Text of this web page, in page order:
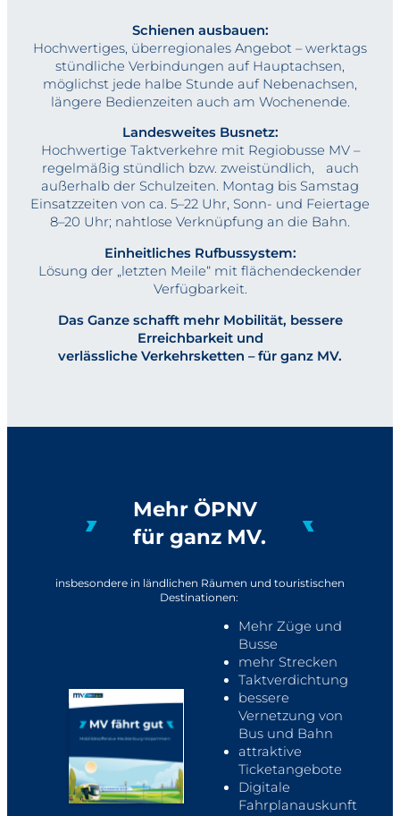
Schienen ausbauen:
Hochwertiges, überregionales Angebot – werktags
stündliche Verbindungen auf Hauptachsen,
möglichst jede halbe Stunde auf Nebenachsen,
längere Bedienzeiten auch am Wochenende.
Landesweites Busnetz:
Hochwertige Taktverkehre mit Regiobusse MV –
regelmäßig stündlich bzw. zweistündlich, auch
außerhalb der Schulzeiten. Montag bis Samstag
Einsatzzeiten von ca. 5–22 Uhr, Sonn- und Feiertage
8–20 Uhr; nahtlose Verknüpfung an die Bahn.
Einheitliches Rufbussystem:
Lösung der „letzten Meile“ mit flächendeckender
Verfügbarkeit.
Das Ganze schafft mehr Mobilität, bessere
Erreichbarkeit und
verlässliche Verkehrsketten – für ganz MV.
Mehr ÖPNV
für ganz MV.
insbesondere in ländlichen Räumen und touristischen
Destinationen:
Mehr Züge und
Busse
mehr Strecken
Taktverdichtung
bessere
Vernetzung von
Bus und Bahn
attraktive
Ticketangebote
Digitale
Fahrplanauskunft